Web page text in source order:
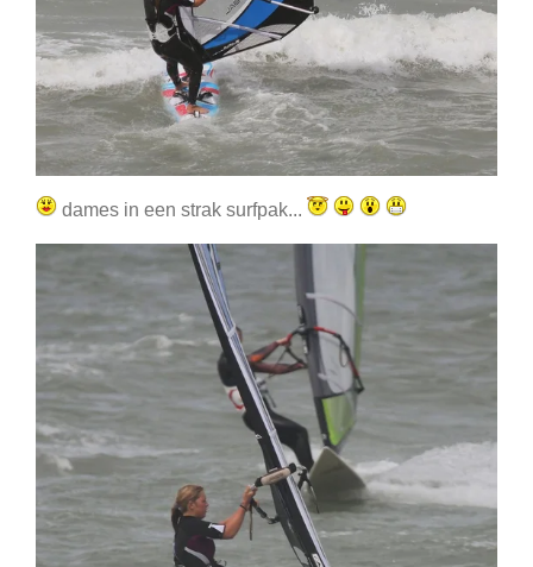
dames in een strak surfpak...